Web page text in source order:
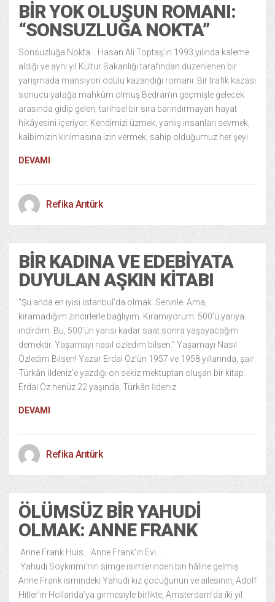
BIR YOK OLUŞUN ROMANI:
“SONSUZLUĞA NOKTA”
Sonsuzluğa Nokta… Hasan Ali Toptaş’ın 1993 yılında kaleme
aldığı ve aynı yıl Kültür Bakanlığı tarafından düzenlenen bir
yarışmada mansiyon ödülü kazandığı romanı. Bir trafik kazası
sonucu yatağa mahkûm olmuş Bedran’ın geçmişle gelecek
arasında gidip gelen, tarihsel bir sıra barındırmayan hayat
hikâyesini içeriyor. Kendimizi üzmek, yanlış insanları sevmek,
kalbimizin kırılmasına izin vermek, sahip olduğumuz her şeyi
DEVAMI
Refika Arıtürk
BIR KADINA VE EDEBIYATA
DUYULAN AŞKIN KITABI
“Şu anda en iyisi İstanbul’da olmak. Seninle. Ama,
kıramadığım zincirlerle bağlıyım. Kıramıyorum. 500’ü yarıya
indirdim. Bu, 500’ün yarısı kadar saat sonra yaşayacağım
demektir. Yaşamayı nasıl özledim bilsen.” Yaşamayı Nasıl
Özledim Bilsen! Yazar Erdal Öz’ün 1957 ve 1958 yıllarında, şair
Türkân İldeniz’e yazdığı on sekiz mektuptan oluşan bir kitap.
Erdal Öz henüz 22 yaşında, Türkân İldeniz
DEVAMI
Refika Arıtürk
ÖLÜMSÜZ BIR YAHUDI
OLMAK: ANNE FRANK
Anne Frank Huis… Anne Frank’ın Evi…
Yahudi Soykırımı’nın simge isimlerinden biri hâline gelmiş
Anne Frank ismindeki Yahudi kız çocuğunun ve ailesinin, Adolf
Hitler’in Hollanda’ya girmesiyle birlikte, Amsterdam’da iki yıl